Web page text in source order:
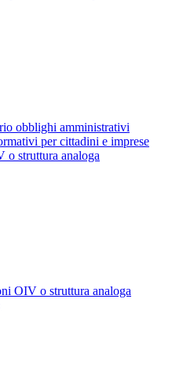
obblighi amministrativi
per cittadini e imprese
o struttura analoga
OIV o struttura analoga